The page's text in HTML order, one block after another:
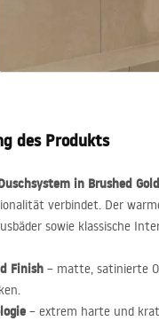
und Möbel
des Produkts
in Brushed Gold
verbindet. Der
sowie klassische
Finish – matte, satinierte
– extrem harte und